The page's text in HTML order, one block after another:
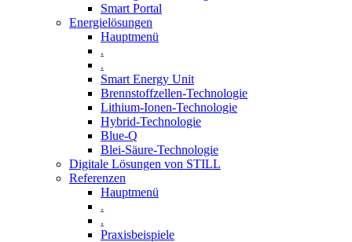
Smart Portal
Energielösungen
Hauptmenü
.
.
Smart Energy Unit
Brennstoffzellen-Technologie
Lithium-Ionen-Technologie
Hybrid-Technologie
Blue-Q
Blei-Säure-Technologie
Digitale Lösungen von STILL
Referenzen
Hauptmenü
.
.
Praxisbeispiele